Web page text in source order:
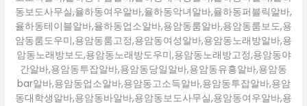
동보도사무실,율하동여우알바,율하동악녀알바,율하동퍼블릭알바,
율하동테이블알바,율하동업소알바,용암동룸알바,용암동룸보도,용
암동룸도우미,용암동룸고정,용암동여성알바,용암동노래방알바,용
암동노래방보도,용암동노래방도우미,용암동노래방고정,용암동야
간알바,용암동투잡알바,용암동당일알바,용암동유흥알바,용암동
bar알바,용암동업소알바,용암동고소득알바,용암동투잡알바,용암
동대학생알바,용암동바알바,용암동보도사무실,용암동여우알바,용